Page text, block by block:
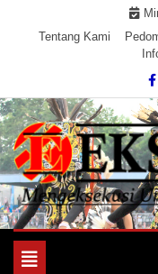
Tentang Kami
Mengeksekusi
Toggle